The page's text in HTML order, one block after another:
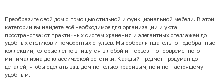
Преобразите свой дом с помощью стильной и функциональной мебели. В этой
категории вы найдете всё необходимое для организации и уюта
пространства: от практичных систем хранения и элегантных стеллажей до
удобных столиков и комфортных стульев. Мы собрали тщательно подобранные
коллекции, которые легко впишутся в любой интерьер — от современного
минимализма до классической эстетики. Каждый предмет продуман до
деталей, чтобы сделать ваш дом не только красивым, но и по-настоящему
удобным.